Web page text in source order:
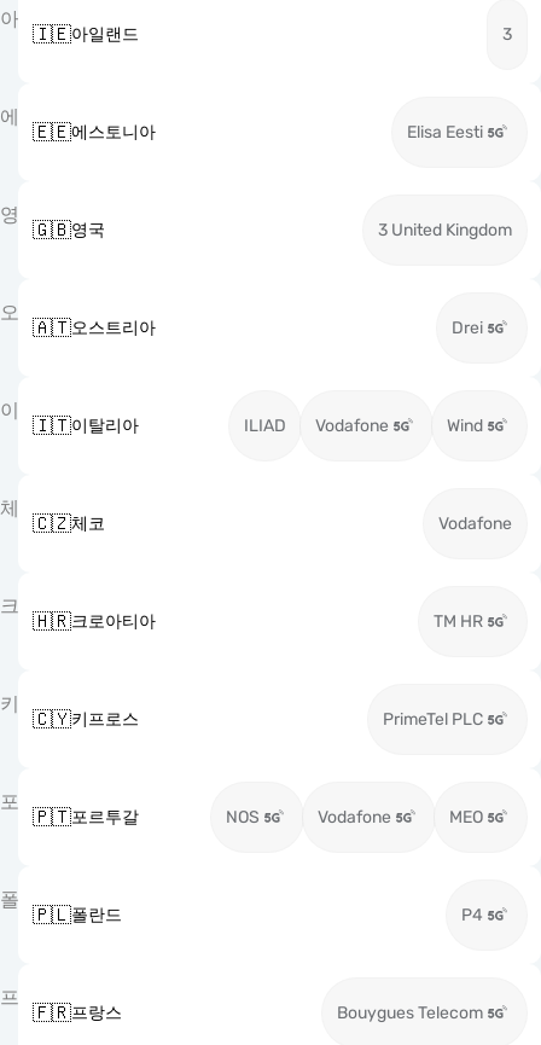
아
🇮🇪아일랜드 3
에
🇪🇪에스토니아 Elisa Eesti
영
🇬🇧영국 3 United Kingdom
오
🇦🇹오스트리아 Drei
이
🇮🇹이탈리아 ILIAD Vodafone Wind
체
🇨🇿체코 Vodafone
크
🇭🇷크로아티아 TM HR
키
🇨🇾키프로스 PrimeTel PLC
포
🇵🇹포르투갈 NOS Vodafone MEO
폴
🇵🇱폴란드 P4
프
🇫🇷프랑스 Bouygues Telecom